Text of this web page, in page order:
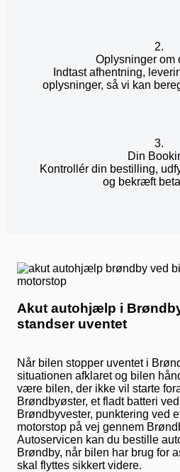
2.
Oplysninger om
Indtast afhentning,
oplysninger, så vi kan
3.
Din
Kontrollér din bestilling,
og bekræft
Akut autohjælp i
standser uventet
Når bilen stopper uventet i
situationen afklaret og bilen
være bilen, der ikke vil starte
Brøndbyøster, et fladt batteri
Brøndbyvester, punktering ved
motorstop på vej gennem
Autoservicen kan du bestille
Brøndby, når bilen har brug for
skal flyttes sikkert videre.